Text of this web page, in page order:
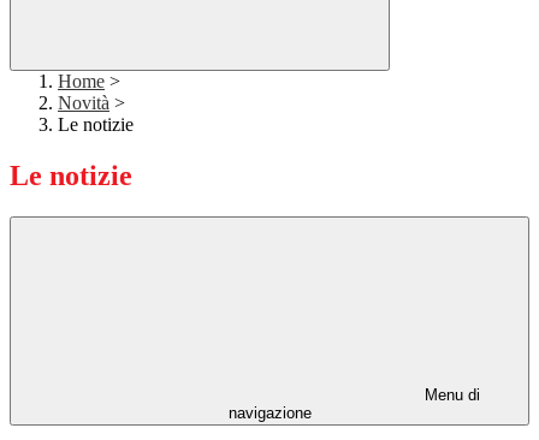
Home >
Novità >
Le notizie
Le notizie
Menu di
navigazione